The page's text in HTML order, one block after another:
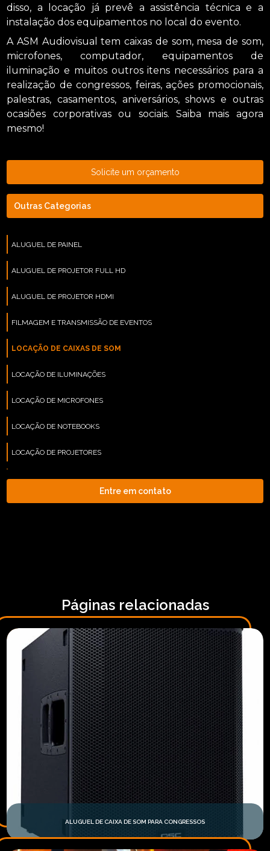
disso, a locação já prevê a assistência técnica e a
instalação dos equipamentos no local do evento.
A ASM Audiovisual tem caixas de som, mesa de som,
microfones, computador, equipamentos de
iluminação e muitos outros itens necessários para a
realização de congressos, feiras, ações promocionais,
palestras, casamentos, aniversários, shows e outras
ocasiões corporativas ou sociais. Saiba mais agora
mesmo!
Solicite um orçamento
Outras Categorias
ALUGUEL DE PAINEL
ALUGUEL DE PROJETOR FULL HD
ALUGUEL DE PROJETOR HDMI
FILMAGEM E TRANSMISSÃO DE EVENTOS
LOCAÇÃO DE CAIXAS DE SOM
LOCAÇÃO DE ILUMINAÇÕES
LOCAÇÃO DE MICROFONES
LOCAÇÃO DE NOTEBOOKS
LOCAÇÃO DE PROJETORES
LOCAÇÃO DE SOM
LOCAÇÃO DE TELÃO
Entre em contato
Páginas relacionadas
ALUGUEL DE CAIXA DE SOM PARA CONGRESSOS